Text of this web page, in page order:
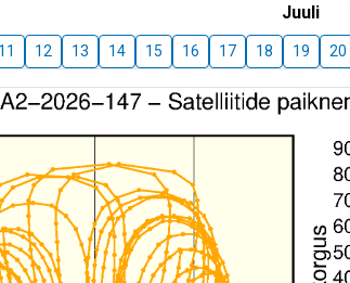
Juuli
11 12 13 14 15 16 17 18 19 20